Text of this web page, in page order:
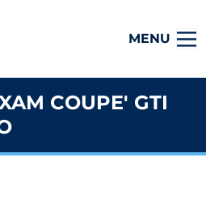
MENU
COUPE' GTI